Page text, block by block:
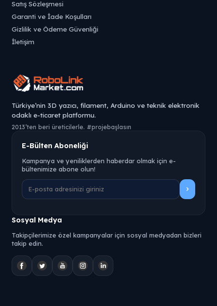
Satış Sözleşmesi
Garanti ve İade Koşulları
Gizlilik ve Ödeme Güvenliği
İletişim
Türkiye’nin 3D yazıcı, filament, Arduino ve teknik elektronik
odaklı e-ticaret platformu.
2013’ten beri üreticilerle. #projebaşlasın
E-Bülten Aboneliği
Kampanya ve yeniliklerden haberdar olmak için e-
bültenimize abone olun!
Sosyal Medya
Takipçilerimize özel kampanyalar için sosyal medyadan bizleri
takip edin.